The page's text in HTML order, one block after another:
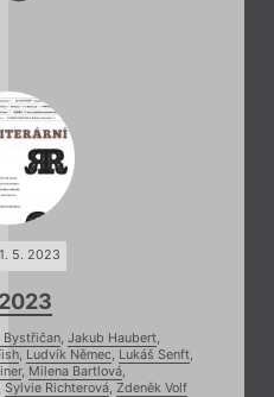
5. 2023
Bystřičan, Jakub Haubert,
, Ludvík Němec, Lukáš Senft,
, Milena Bartlová,
Sylvie Richterová, Zdeněk Volf